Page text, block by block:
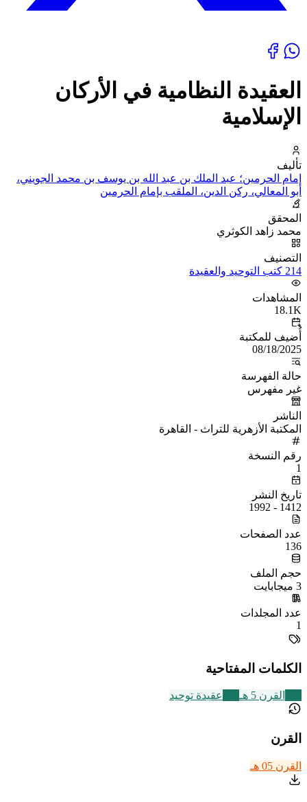
العقيدة النظامية في الأركان
الإسلامية
تأليف
إمام الحرمين؛ عبد الملك بن عبد الله بن يوسف بن محمد الجويني،
أبو المعالي، ركن الدين، الملقب بإمام الحرمين
المحقق
محمد زاهد الكوثري
التصنيف
214 كتب التوحيد والعقيدة
المشاهدات
18.1K
أُضيف للمكتبة
08/18/2025
حالة الفهرسة
غير مفهرس
الناشر
المكتبة الأزهرية للتراث - القاهرة
رقم النسخة
1
تاريخ النشر
1412 - 1992
عدد الصفحات
136
حجم الملف
3 ميجابايت
عدد المجلدات
1
الكلمات المفتاحية
القرن 5 هـ عقيدة توحيد
القرن
القرن 05 هـ